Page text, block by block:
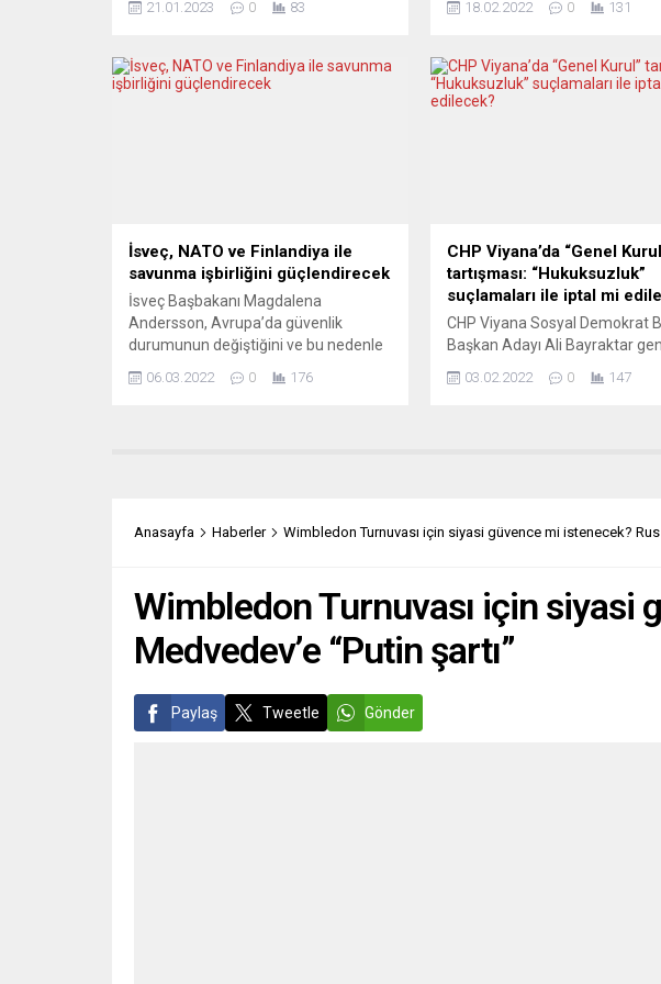
Gündemdeki soru şu: NATO, İsveç ve
noktada bulunması, uluslararası
gerginliğin yeni boyutlar almasına yol
21.01.2023 0 83
kararlarını paylaştı. Vekil Öneş
önümüzdeki 4,5 hafta içinde
geçirilecek” dedi. Almanya
Demokrat Parti’li (SPD)
18.02.2022 0 131
İsveç, NATO ve Finlandiya ile
savunma işbirliğini güçlendirecek
İsveç Başbakanı Magdalena
Andersson, Avrupa’da güvenlik
durumunun değiştiğini ve bu nedenle
işbirliğini güçlendireceklerini söyledi.
işgal etme girişiminde bulunduğunu
06.03.2022 0 176
CHP Viyana’da “Genel
tartışması: “Hukuksuzluk”
suçlamaları ile iptal mi
CHP Viyana Sosyal Demokrat
Başkan Adayı Ali Bayraktar
Avusturya Federasyonu Başkanı
https://www.youtube.com/
yeniden yapılanan Cumhuriyet
Partisi’nin...
03.02.2022 0 147
Anasayfa Haberler Wimbledon Turnuvası için siyasi güvence mi istenecek? Rus
Wimbledon Turnuvası için siyasi
Medvedev’e “Putin şartı”
Paylaş Tweetle Gönder